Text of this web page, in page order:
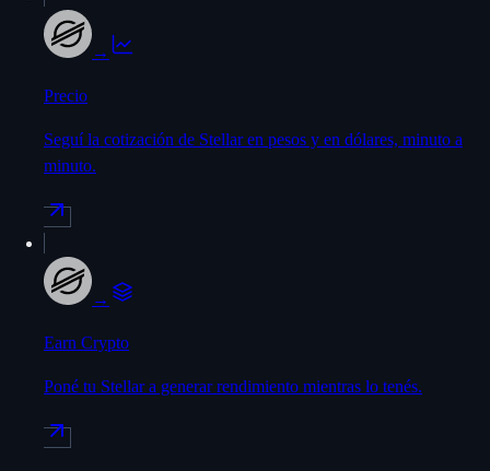
→
Precio
Seguí la cotización de Stellar en pesos y en dólares, minuto a
minuto.
→
Earn Crypto
Poné tu Stellar a generar rendimiento mientras lo tenés.